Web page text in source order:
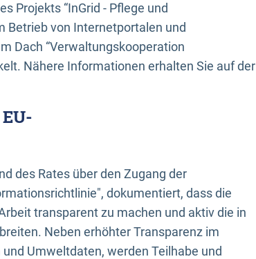
Projekts “InGrid - Pflege und
Betrieb von Internetportalen und
Dach “Verwaltungskooperation
Nähere Informationen erhalten Sie auf der
des Rates über den Zugang der
dokumentiert, dass die
transparent zu machen und aktiv die in
Neben erhöhter Transparenz im
Umweltdaten, werden Teilhabe und